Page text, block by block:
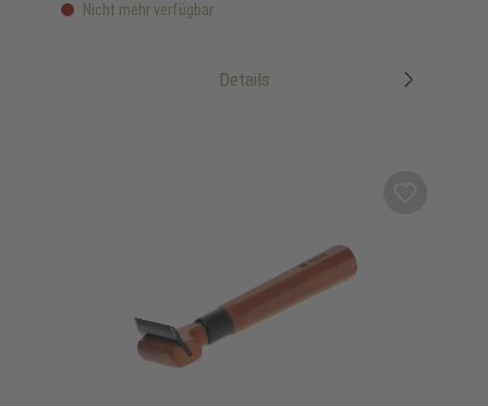
Nicht mehr verfügbar
Details